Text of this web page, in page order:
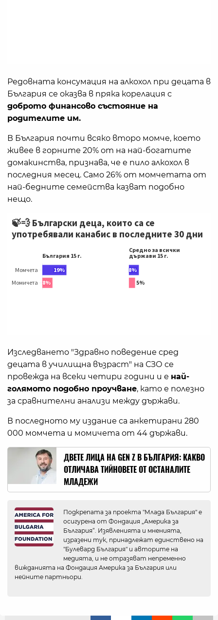
Редовната консумация на алкохол при децата в
България се оказва в пряка корелация с
доброто финансово състояние на
родителите им.
В България почти всяко второ момче, което
живее в горните 20% от на най-богатите
домакинства, признава, че е пило алкохол в
последния месец. Само 26% от момчетата от
най-бедните семейства казват подобно
нещо.
Изследването "Здравно поведение сред
децата в училищна възраст" на СЗО се
провежда на всеки четири години и е най-
голямото подобно проучване, като е полезно
за сравнителни анализи между държави.
В последното му издание са анкетирани 280
000 момчета и момичета от 44 държави.
ДВЕТЕ ЛИЦА НА GEN Z В БЪЛГАРИЯ: КАКВО
ОТЛИЧАВА ТИЙНОВЕТЕ ОТ ОСТАНАЛИТЕ
МЛАДЕЖИ
Подкрепата за проекта "Млада България" е
осигурена от Фондация „Америка за
България“. Изявленията и мненията,
изразени тук, принадлежат единствено на
"Булевард България" и авторите на
медията, и не отразяват непременно
вижданията на Фондация Америка за България или
нейните партньори.